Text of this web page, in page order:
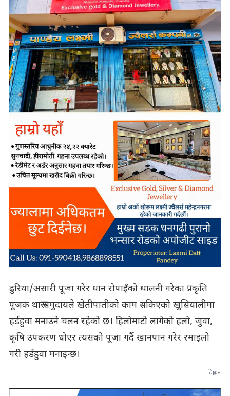
ढुरिया/असारी पूजा गरेर धान रोपाइँको थालनी गरेका प्रकृति
पूजक थारू समुदायले खेतीपातीको काम सकिएको खुसियालीमा
हर्डहुवा मनाउने चलन रहेको छ। हिलोमाटो लागेको हलो, जुवा,
कृषि उपकरण धोएर त्यसको पूजा गर्दै खानपान गरेर रमाइलो
गरी हर्डहुवा मनाइन्छ।
विज्ञापन